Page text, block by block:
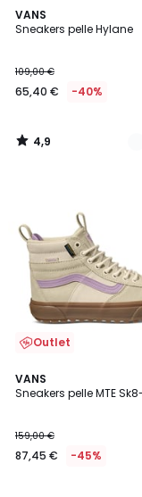
VANS
Sneakers pelle Hylane
109,00 €
65,40 € -40%
4,9
/ 5
3
Colori
4,9
/
Outlet
VANS
Sneakers pelle MTE
159,00 €
87,45 € -45%
5
/